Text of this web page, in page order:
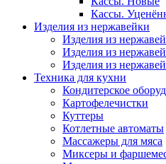
Кассы.
Изделия из нержавейки
Изделия из
Изделия из
Изделия из
Техника для кухни
Кондитерское
Картофелечистки
Куттеры
Котлетные автоматы
Массажеры для мяса
Миксеры и